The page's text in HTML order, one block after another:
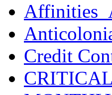
Credit